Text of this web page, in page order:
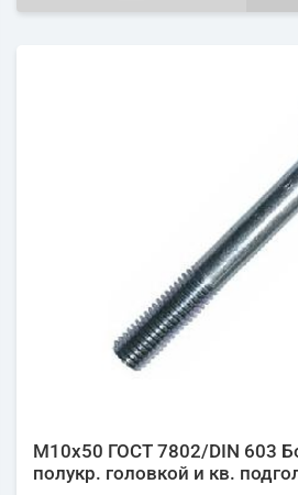
М10х50 ГОСТ 7802/DIN 603
полукр. головкой и кв.